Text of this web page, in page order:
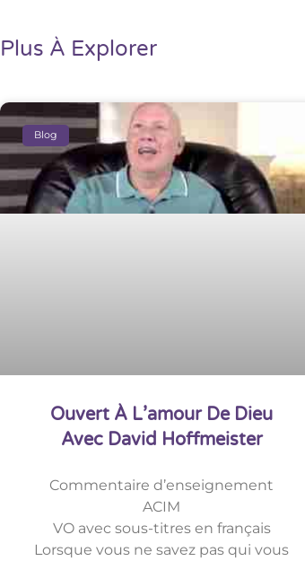
Plus À Explorer​
Blog
Ouvert À L’amour De Dieu
Avec David Hoffmeister
Commentaire d’enseignement
ACIM
VO avec sous-titres en français
Lorsque vous ne savez pas qui vous